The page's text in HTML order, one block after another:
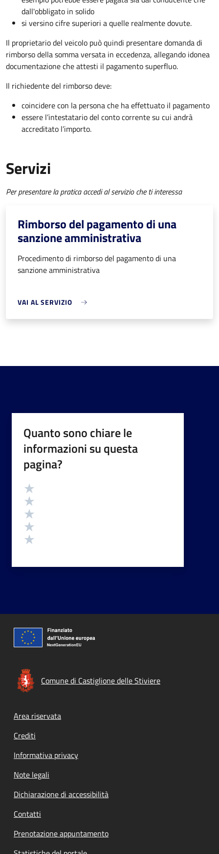
dall'obbligato in solido
si versino cifre superiori a quelle realmente dovute.
Il proprietario del veicolo può quindi presentare domanda di
rimborso della somma versata in eccedenza, allegando idonea
documentazione che attesti il pagamento superfluo.
Il richiedente del rimborso deve:
coincidere con la persona che ha effettuato il pagamento
essere l’intestatario del conto corrente su cui andrà
accreditato l’importo.
Servizi
Per presentare la pratica accedi al servizio che ti interessa
Rimborso del pagamento di una
sanzione amministrativa
Procedimento di rimborso del pagamento di una
sanzione amministrativa
VAI AL SERVIZIO
Quanto sono chiare le
informazioni su questa
pagina?
Valutazione
Comune di Castiglione delle Stiviere
Footer menu
Area riservata
Crediti
Informativa privacy
Note legali
Dichiarazione di accessibilità
Contatti
Prenotazione appuntamento